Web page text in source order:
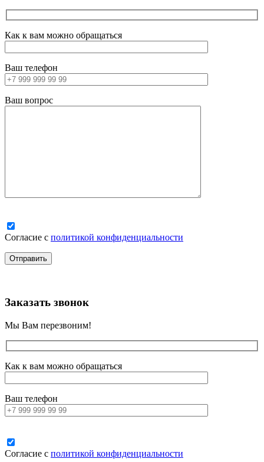
Как к вам можно обращаться
Ваш телефон
Ваш вопрос
Согласие с политикой конфиденциальности
Заказать звонок
Мы Вам перезвоним!
Как к вам можно обращаться
Ваш телефон
Согласие с политикой конфиденциальности